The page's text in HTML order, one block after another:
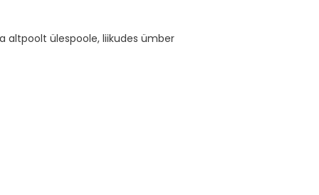
altpoolt ülespoole, liikudes ümber